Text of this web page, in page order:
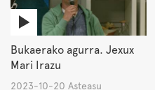
Bukaerako agurra. Jexux
Mari Irazu
2023-10-20 Asteasu